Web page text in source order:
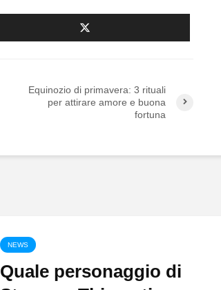
Equinozio di primavera: 3 rituali
per attirare amore e buona
fortuna
NEWS
Quale personaggio di